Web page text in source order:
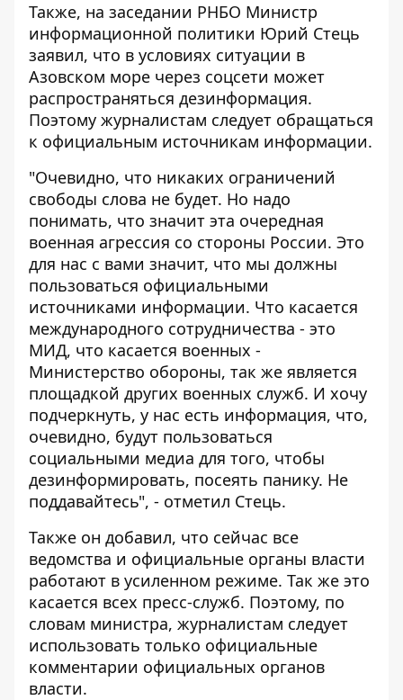
Также, на заседании РНБО Министр
информационной политики Юрий Стець
заявил, что в условиях ситуации в
Азовском море через соцсети может
распространяться дезинформация.
Поэтому журналистам следует обращаться
к официальным источникам информации.
"Очевидно, что никаких ограничений
свободы слова не будет. Но надо
понимать, что значит эта очередная
военная агрессия со стороны России. Это
для нас с вами значит, что мы должны
пользоваться официальными
источниками информации. Что касается
международного сотрудничества - это
МИД, что касается военных -
Министерство обороны, так же является
площадкой других военных служб. И хочу
подчеркнуть, у нас есть информация, что,
очевидно, будут пользоваться
социальными медиа для того, чтобы
дезинформировать, посеять панику. Не
поддавайтесь", - отметил Стець.
Также он добавил, что сейчас все
ведомства и официальные органы власти
работают в усиленном режиме. Так же это
касается всех пресс-служб. Поэтому, по
словам министра, журналистам следует
использовать только официальные
комментарии официальных органов
власти.